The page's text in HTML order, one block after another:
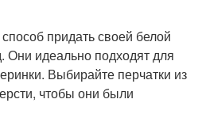
придать своей белой
Они идеально подходят для
Выбирайте перчатки из
чтобы они были